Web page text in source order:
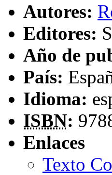
Autores:
Editores:
Año de
País:
Idioma:
ISBN:
Enlaces
Texto